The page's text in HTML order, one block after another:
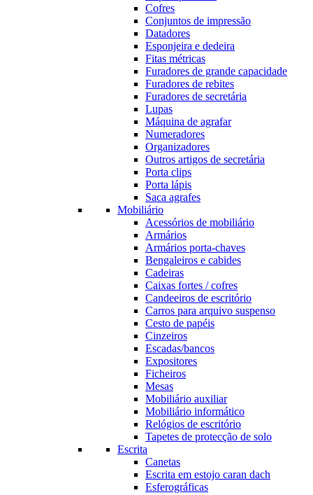
Cofres
Conjuntos de impressão
Datadores
Esponjeira e dedeira
Fitas métricas
Furadores de grande capacidade
Furadores de rebites
Furadores de secretária
Lupas
Máquina de agrafar
Numeradores
Organizadores
Outros artigos de secretária
Porta clips
Porta lápis
Saca agrafes
Mobiliário
Acessórios de mobiliário
Armários
Armários porta-chaves
Bengaleiros e cabides
Cadeiras
Caixas fortes / cofres
Candeeiros de escritório
Carros para arquivo suspenso
Cesto de papéis
Cinzeiros
Escadas/bancos
Expositores
Ficheiros
Mesas
Mobiliário auxiliar
Mobiliário informático
Relógios de escritório
Tapetes de protecção de solo
Escrita
Canetas
Escrita em estojo caran dach
Esferográficas